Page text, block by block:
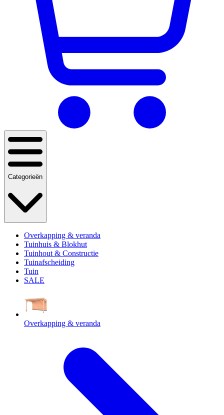
Categorieën
Overkapping & veranda
Tuinhuis & Blokhut
Tuinhout & Constructie
Tuinafscheiding
Tuin
SALE
Overkapping & veranda